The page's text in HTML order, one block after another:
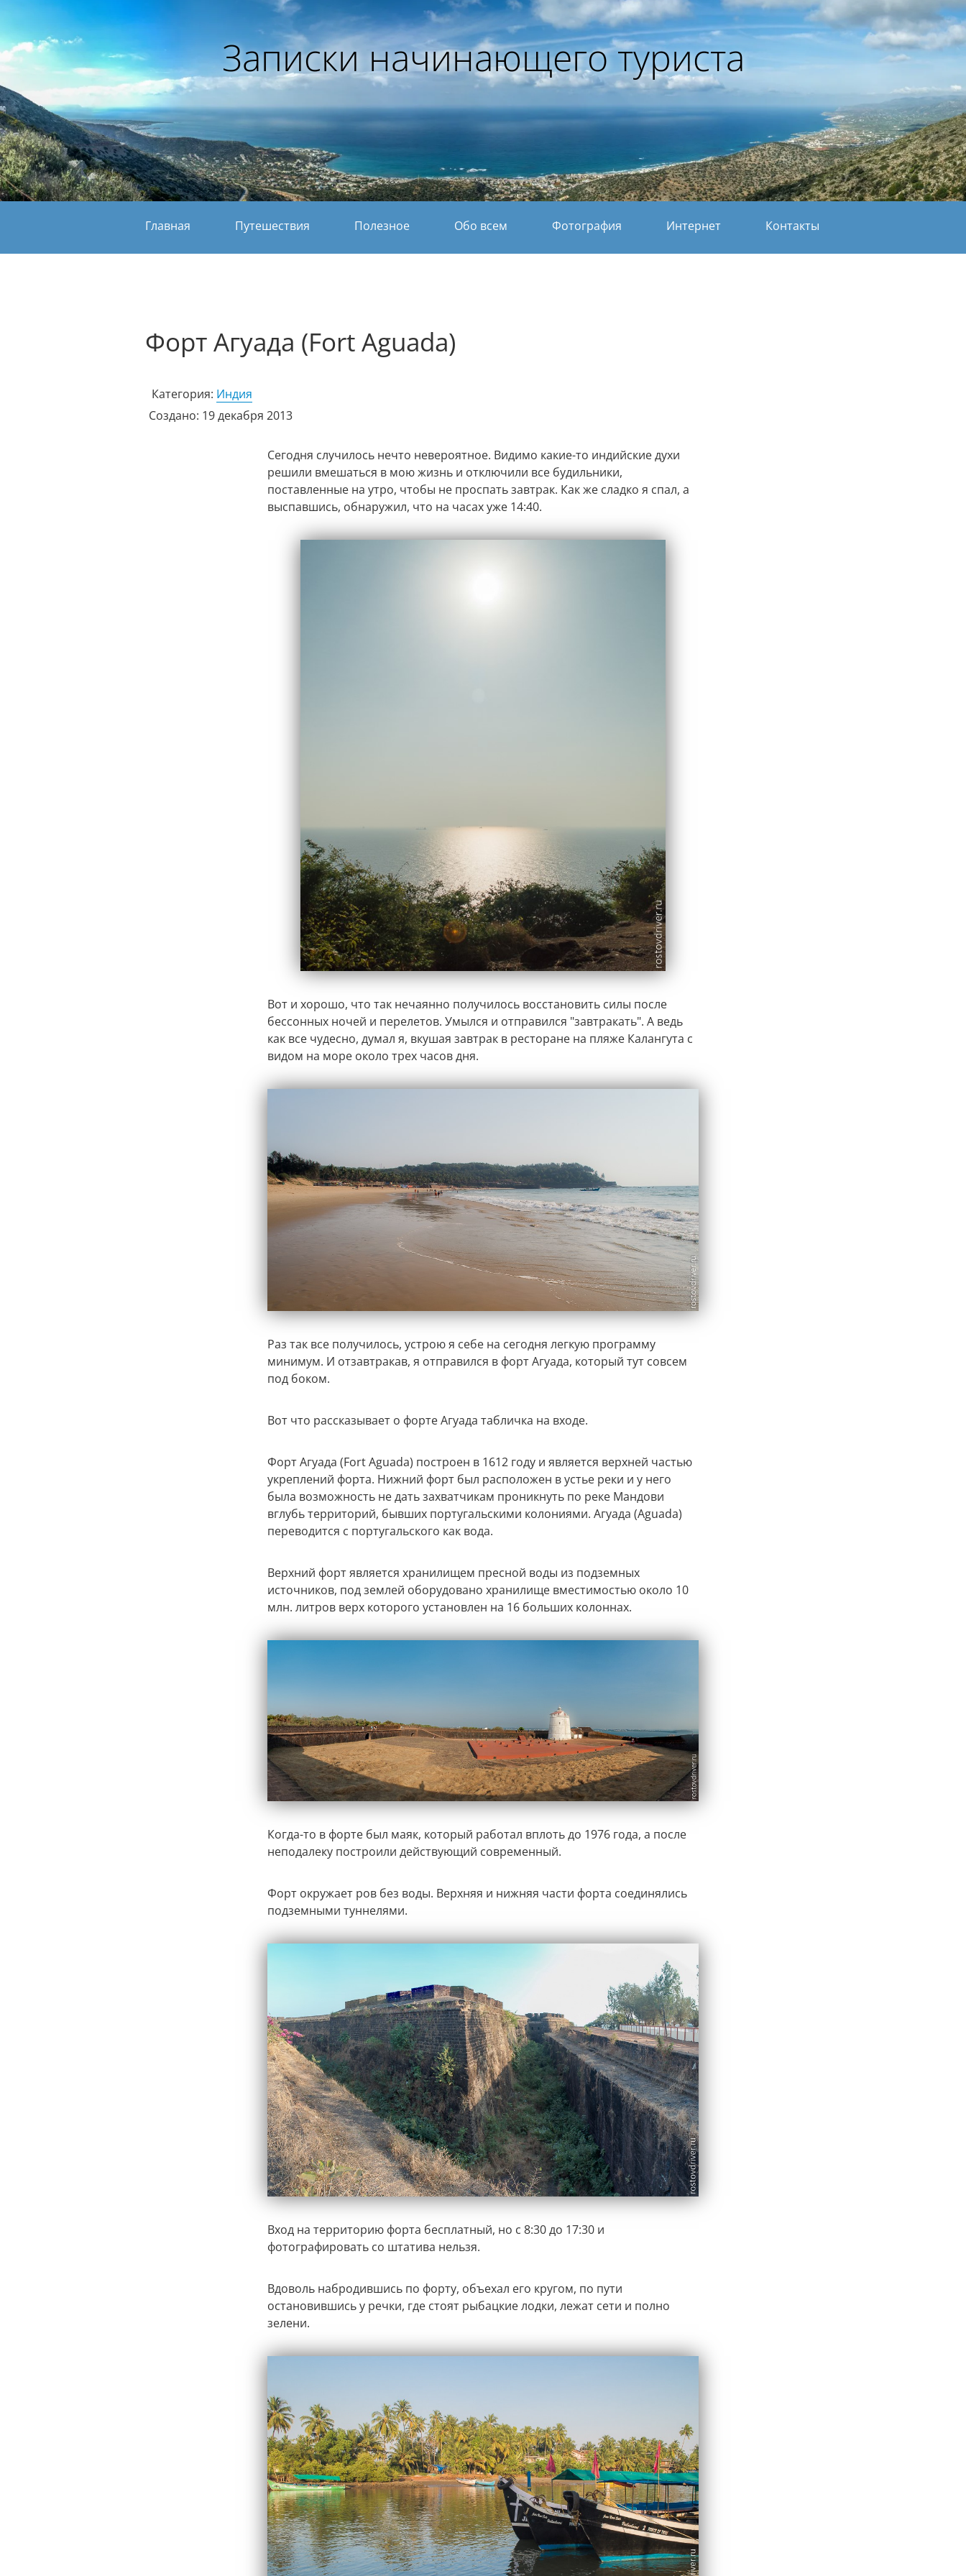
Записки начинающего туриста
Главная Путешествия Полезное Обо всем Фотография Интернет Контакты
Форт Агуада (Fort Aguada)
Категория: Индия
Создано: 19 декабря 2013
Сегодня случилось нечто невероятное. Видимо какие-то индийские духи
решили вмешаться в мою жизнь и отключили все будильники,
поставленные на утро, чтобы не проспать завтрак. Как же сладко я спал, а
выспавшись, обнаружил, что на часах уже 14:40.
Вот и хорошо, что так нечаянно получилось восстановить силы после
бессонных ночей и перелетов. Умылся и отправился "завтракать". А ведь
как все чудесно, думал я, вкушая завтрак в ресторане на пляже Калангута с
видом на море около трех часов дня.
Раз так все получилось, устрою я себе на сегодня легкую программу
минимум. И отзавтракав, я отправился в форт Агуада, который тут совсем
под боком.
Вот что рассказывает о форте Агуада табличка на входе.
Форт Агуада (Fort Aguada) построен в 1612 году и является верхней частью
укреплений форта. Нижний форт был расположен в устье реки и у него
была возможность не дать захватчикам проникнуть по реке Мандови
вглубь территорий, бывших португальскими колониями. Агуада (Aguada)
переводится с португальского как вода.
Верхний форт является хранилищем пресной воды из подземных
источников, под землей оборудовано хранилище вместимостью около 10
млн. литров верх которого установлен на 16 больших колоннах.
Когда-то в форте был маяк, который работал вплоть до 1976 года, а после
неподалеку построили действующий современный.
Форт окружает ров без воды. Верхняя и нижняя части форта соединялись
подземными туннелями.
Вход на территорию форта бесплатный, но с 8:30 до 17:30 и
фотографировать со штатива нельзя.
Вдоволь набродившись по форту, объехал его кругом, по пути
остановившись у речки, где стоят рыбацкие лодки, лежат сети и полно
зелени.